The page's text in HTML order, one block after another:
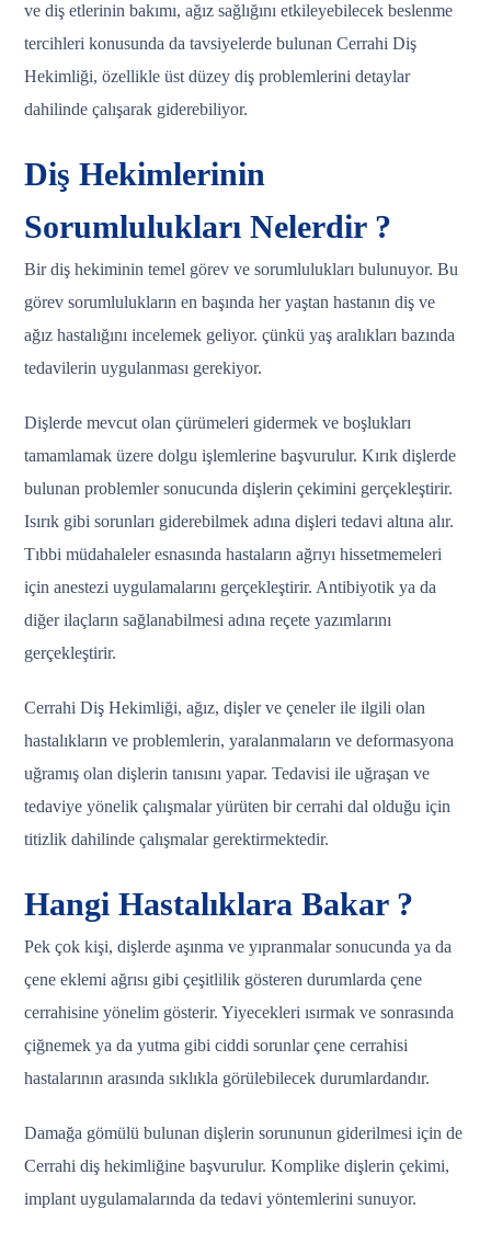
ve diş etlerinin bakımı, ağız sağlığını etkileyebilecek beslenme
tercihleri konusunda da tavsiyelerde bulunan Cerrahi Diş
Hekimliği, özellikle üst düzey diş problemlerini detaylar
dahilinde çalışarak giderebiliyor.
Diş Hekimlerinin
Sorumlulukları Nelerdir ?
Bir diş hekiminin temel görev ve sorumlulukları bulunuyor. Bu
görev sorumlulukların en başında her yaştan hastanın diş ve
ağız hastalığını incelemek geliyor. çünkü yaş aralıkları bazında
tedavilerin uygulanması gerekiyor.
Dişlerde mevcut olan çürümeleri gidermek ve boşlukları
tamamlamak üzere dolgu işlemlerine başvurulur. Kırık dişlerde
bulunan problemler sonucunda dişlerin çekimini gerçekleştirir.
Isırık gibi sorunları giderebilmek adına dişleri tedavi altına alır.
Tıbbi müdahaleler esnasında hastaların ağrıyı hissetmemeleri
için anestezi uygulamalarını gerçekleştirir. Antibiyotik ya da
diğer ilaçların sağlanabilmesi adına reçete yazımlarını
gerçekleştirir.
Cerrahi Diş Hekimliği, ağız, dişler ve çeneler ile ilgili olan
hastalıkların ve problemlerin, yaralanmaların ve deformasyona
uğramış olan dişlerin tanısını yapar. Tedavisi ile uğraşan ve
tedaviye yönelik çalışmalar yürüten bir cerrahi dal olduğu için
titizlik dahilinde çalışmalar gerektirmektedir.
Hangi Hastalıklara Bakar ?
Pek çok kişi, dişlerde aşınma ve yıpranmalar sonucunda ya da
çene eklemi ağrısı gibi çeşitlilik gösteren durumlarda çene
cerrahisine yönelim gösterir. Yiyecekleri ısırmak ve sonrasında
çiğnemek ya da yutma gibi ciddi sorunlar çene cerrahisi
hastalarının arasında sıklıkla görülebilecek durumlardandır.
Damağa gömülü bulunan dişlerin sorununun giderilmesi için de
Cerrahi diş hekimliğine başvurulur. Komplike dişlerin çekimi,
implant uygulamalarında da tedavi yöntemlerini sunuyor.